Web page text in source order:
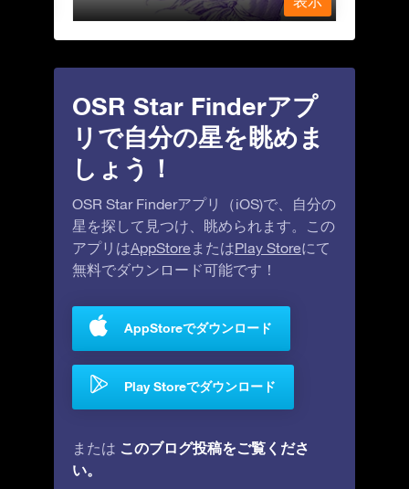
OSR Star Finderアプ
リで自分の星を眺めま
しょう！
OSR Star Finderアプリ（iOS)で、自分の
星を探して見つけ、眺められます。この
アプリはAppStore またはPlay Storeにて
無料でダウンロード可能です！
AppStoreでダウンロード
Play Storeでダウンロード
または このブログ投稿をご覧くださ
い。